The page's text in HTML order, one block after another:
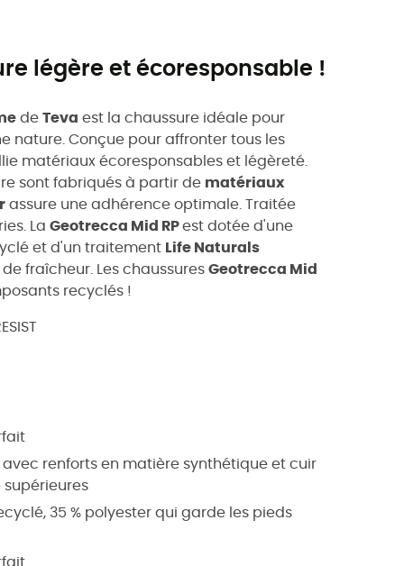
légère et écoresponsable !
de Teva est la chaussure idéale pour
nature. Conçue pour affronter tous les
matériaux écoresponsables et légèreté.
sont fabriqués à partir de matériaux
assure une adhérence optimale. Traitée
La Geotrecca Mid RPest dotée d'une
et d'un traitement Life Naturals
fraîcheur. Les chaussures Geotrecca Mid
recyclés !
avec renforts en matière synthétique et cuir
35 % polyester qui garde les pieds